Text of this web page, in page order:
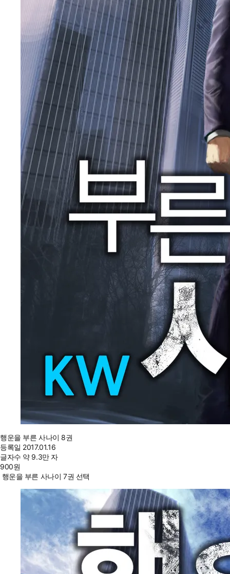
행운을 부른 사나이 8권
등록일 2017.01.16
글자수 약 9.3만 자
900원
행운을 부른 사나이 7권 선택